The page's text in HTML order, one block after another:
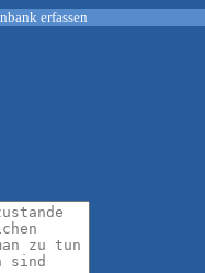
erfassen